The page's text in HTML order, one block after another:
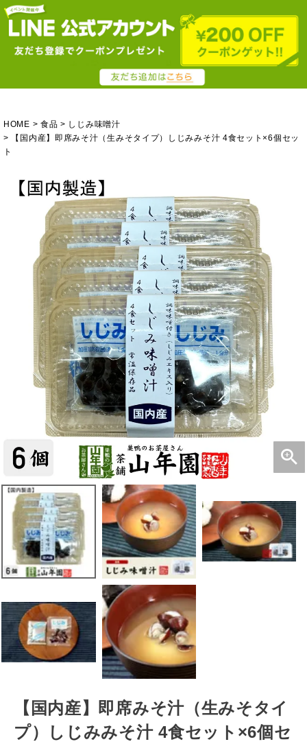
HOME 食品
しじみ味噌汁
【国内産】即席みそ汁（生みそタイプ）しじみみそ汁 4食セット×6個セッ
ト
【国内産】即席みそ汁（生みそタイ
プ）しじみみそ汁 4食セット×6個セ